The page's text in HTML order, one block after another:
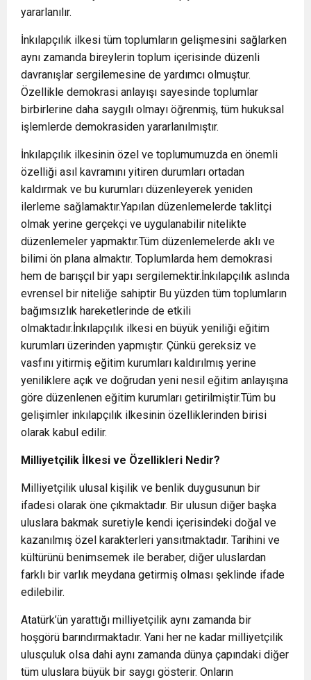
yararlanılır.
İnkılapçılık ilkesi tüm toplumların gelişmesini sağlarken
aynı zamanda bireylerin toplum içerisinde düzenli
davranışlar sergilemesine de yardımcı olmuştur.
Özellikle demokrasi anlayışı sayesinde toplumlar
birbirlerine daha saygılı olmayı öğrenmiş, tüm hukuksal
işlemlerde demokrasiden yararlanılmıştır.
İnkılapçılık ilkesinin özel ve toplumumuzda en önemli
özelliği asıl kavramını yitiren durumları ortadan
kaldırmak ve bu kurumları düzenleyerek yeniden
ilerleme sağlamaktır.Yapılan düzenlemelerde taklitçi
olmak yerine gerçekçi ve uygulanabilir nitelikte
düzenlemeler yapmaktır.Tüm düzenlemelerde aklı ve
bilimi ön plana almaktır. Toplumlarda hem demokrasi
hem de barışçıl bir yapı sergilemektir.İnkılapçılık aslında
evrensel bir niteliğe sahiptir Bu yüzden tüm toplumların
bağımsızlık hareketlerinde de etkili
olmaktadır.İnkılapçılık ilkesi en büyük yeniliği eğitim
kurumları üzerinden yapmıştır. Çünkü gereksiz ve
vasfını yitirmiş eğitim kurumları kaldırılmış yerine
yeniliklere açık ve doğrudan yeni nesil eğitim anlayışına
göre düzenlenen eğitim kurumları getirilmiştir.Tüm bu
gelişimler inkılapçılık ilkesinin özelliklerinden birisi
olarak kabul edilir.
Milliyetçilik İlkesi ve Özellikleri Nedir?
Milliyetçilik ulusal kişilik ve benlik duygusunun bir
ifadesi olarak öne çıkmaktadır. Bir ulusun diğer başka
uluslara bakmak suretiyle kendi içerisindeki doğal ve
kazanılmış özel karakterleri yansıtmaktadır. Tarihini ve
kültürünü benimsemek ile beraber, diğer uluslardan
farklı bir varlık meydana getirmiş olması şeklinde ifade
edilebilir.
Atatürk’ün yarattığı milliyetçilik aynı zamanda bir
hoşgörü barındırmaktadır. Yani her ne kadar milliyetçilik
ulusçuluk olsa dahi aynı zamanda dünya çapındaki diğer
tüm uluslara büyük bir saygı gösterir. Onların